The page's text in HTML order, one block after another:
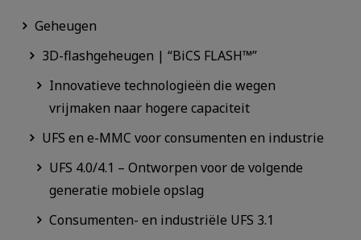
Geheugen
3D-flashgeheugen | “BiCS FLASH™”
Innovatieve technologieën die wegen
vrijmaken naar hogere capaciteit
UFS en e-MMC voor consumenten en industrie
UFS 4.0/4.1 – Ontworpen voor de volgende
generatie mobiele opslag
Consumenten- en industriële UFS 3.1